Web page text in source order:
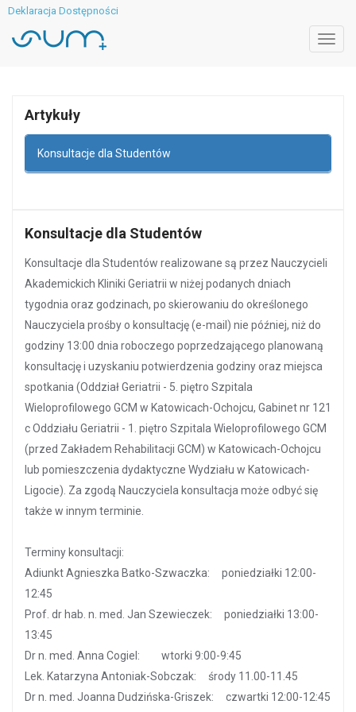
Deklaracja Dostępności
Artykuły
Konsultacje dla Studentów
Konsultacje dla Studentów
Konsultacje dla Studentów realizowane są przez Nauczycieli
Akademickich Kliniki Geriatrii w niżej podanych dniach
tygodnia oraz godzinach, po skierowaniu do określonego
Nauczyciela prośby o konsultację (e-mail) nie później, niż do
godziny 13:00 dnia roboczego poprzedzającego planowaną
konsultację i uzyskaniu potwierdzenia godziny oraz miejsca
spotkania (Oddział Geriatrii - 5. piętro Szpitala
Wieloprofilowego GCM w Katowicach-Ochojcu, Gabinet nr 121
c Oddziału Geriatrii - 1. piętro Szpitala Wieloprofilowego GCM
(przed Zakładem Rehabilitacji GCM) w Katowicach-Ochojcu
lub pomieszczenia dydaktyczne Wydziału w Katowicach-
Ligocie). Za zgodą Nauczyciela konsultacja może odbyć się
także w innym terminie.
Terminy konsultacji:
Adiunkt Agnieszka Batko-Szwaczka: poniedziałki 12:00-
12:45
Prof. dr hab. n. med. Jan Szewieczek: poniedziałki 13:00-
13:45
Dr n. med. Anna Cogiel: wtorki 9:00-9:45
Lek. Katarzyna Antoniak-Sobczak: środy 11.00-11.45
Dr n. med. Joanna Dudzińska-Griszek: czwartki 12:00-12:45